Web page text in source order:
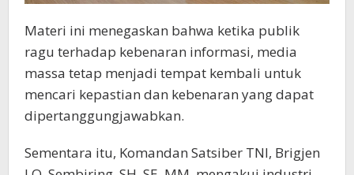
Materi ini menegaskan bahwa ketika publik
ragu terhadap kebenaran informasi, media
massa tetap menjadi tempat kembali untuk
mencari kepastian dan kebenaran yang dapat
dipertanggungjawabkan.
Sementara itu, Komandan Satsiber TNI, Brigjen